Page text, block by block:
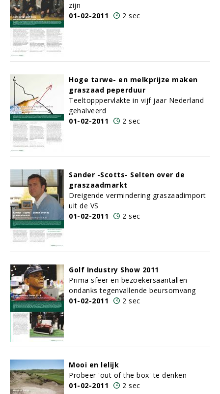
zijn
01-02-2011
2 sec
Hoge tarwe- en melkprijze maken
graszaad peperduur
Teeltopppervlakte in vijf jaar Nederland
gehalveerd
01-02-2011
2 sec
Sander -Scotts- Selten over de
graszaadmarkt
Dreigende vermindering graszaadimport
uit de VS
01-02-2011
2 sec
Golf Industry Show 2011
Prima sfeer en bezoekersaantallen
ondanks tegenvallende beursomvang
01-02-2011
2 sec
Mooi en lelijk
Probeer 'out of the box' te denken
01-02-2011
2 sec